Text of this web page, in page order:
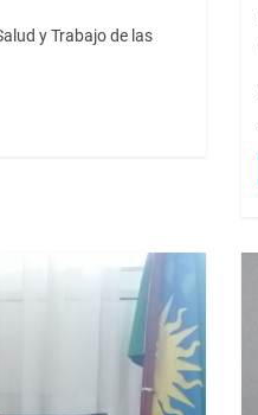
y Trabajo de las